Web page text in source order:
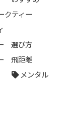
クティー
選び方
飛距離
メンタル